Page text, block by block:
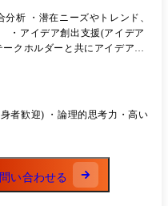
析 ・潜在ニーズやトレンド、
・アイデア創出支援(アイデア
クホルダーと共にアイデアを
の活用) ●検証・立ち上げフェ
イピング ・顧客の声を反映し
収集。 ・KPI設計とモニタリン
投資家や経営層への説明資
ーケティング戦略立案 ・ター
ョン施策の設計。 ・組織・体制
者歓迎) ・論理的思考力・高い
問い合わせる